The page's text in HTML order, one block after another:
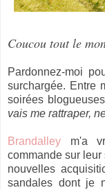
Coucou tout le
Pardonnez-moi
surchargée. Entre
soirées
vais me rattraper,
Brandalley m'a
commande sur
nouvelles
sandales dont je